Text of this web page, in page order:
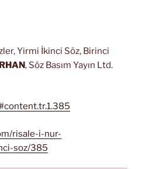
Yirmi İkinci Söz, Birinci
, Söz Basım Yayın Ltd.
risale-i-nur-
soz/385